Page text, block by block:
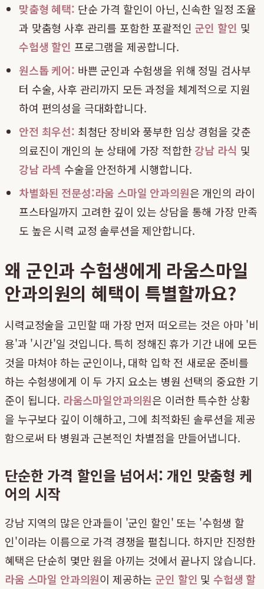
맞춤형 혜택: 단순 가격 할인이 아닌, 신속한 일정 조율
과 맞춤형 사후 관리를 포함한 포괄적인 군인 할인 및
수험생 할인 프로그램을 제공합니다.
원스톱 케어: 바쁜 군인과 수험생을 위해 정밀 검사부
터 수술, 사후 관리까지 모든 과정을 체계적으로 지원
하여 편의성을 극대화합니다.
안전 최우선: 최첨단 장비와 풍부한 임상 경험을 갖춘
의료진이 개인의 눈 상태에 가장 적합한 강남 라식 및
강남 라섹 수술을 안전하게 시행합니다.
차별화된 전문성:라움 스마일 안과의원은 개인의 라이
프스타일까지 고려한 깊이 있는 상담을 통해 가장 만족
도 높은 시력 교정 솔루션을 제안합니다.
왜 군인과 수험생에게 라움스마일
안과의원의 혜택이 특별할까요?
시력교정술을 고민할 때 가장 먼저 떠오르는 것은 아마 '비
용'과 '시간'일 것입니다. 특히 정해진 휴가 기간 내에 모든
것을 마쳐야 하는 군인이나, 대학 입학 전 새로운 준비를
하는 수험생에게 이 두 가지 요소는 병원 선택의 중요한 기
준이 됩니다. 라움스마일안과의원은 이러한 특수한 상황
을 누구보다 깊이 이해하고, 그에 최적화된 솔루션을 제공
함으로써 타 병원과 근본적인 차별점을 만들어냅니다.
단순한 가격 할인을 넘어서: 개인 맞춤형 케
어의 시작
강남 지역의 많은 안과들이 '군인 할인' 또는 '수험생 할
인'이라는 이름으로 가격 경쟁을 펼칩니다. 하지만 진정한
혜택은 단순히 몇만 원을 아끼는 것에서 끝나지 않습니다.
라움 스마일 안과의원이 제공하는 군인 할인 및 수험생 할